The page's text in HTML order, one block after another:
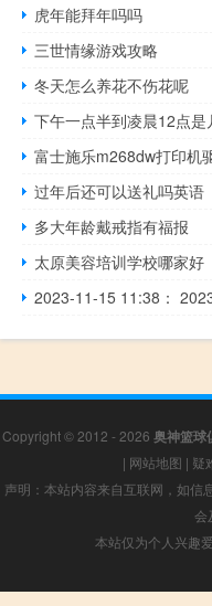
虎年能拜年吗吗
三世情缘游戏攻略
冬天怎么养花不伤花呢
下午一点半到凌晨12点是
过年后还可以送礼吗英语
多大年龄戴戒指有福报
太原美容培训学校哪家好
Copyright © 2012 - 2026 奥神篮球
| 网站地图 | 疑
声明：本站内容来自互联网，如信
会
本站仅为个人兴趣